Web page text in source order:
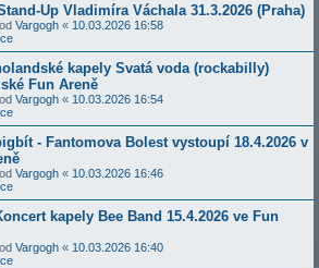
Up Vladimíra Váchala 31.3.2026 (Praha)
Vargogh « 10.03.2026 16:58
kapely Svatá voda (rockabilly)
Fun Areně
Vargogh « 10.03.2026 16:54
- Fantomova Bolest vystoupí 18.4.2026 v
Vargogh « 10.03.2026 16:46
kapely Bee Band 15.4.2026 ve Fun
Vargogh « 10.03.2026 16:40